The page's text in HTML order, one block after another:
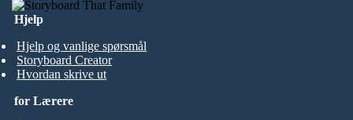
Hjelp
Hjelp og vanlige spørsmål
Storyboard Creator
Hvordan skrive ut
for Lærere